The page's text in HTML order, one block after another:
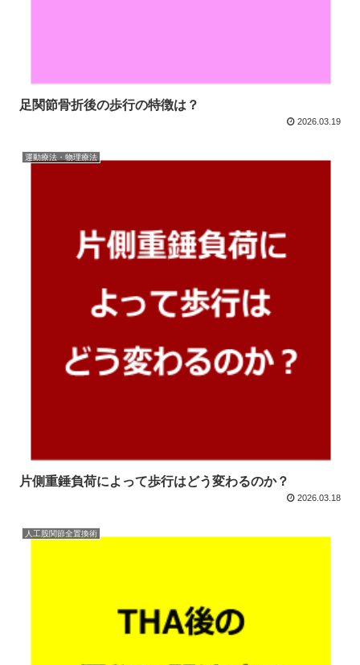
足関節骨折後の歩行の特徴は？
2026.03.19
運動療法・物理療法
片側重錘負荷によって歩行はどう変わるのか？
2026.03.18
人工股関節全置換術